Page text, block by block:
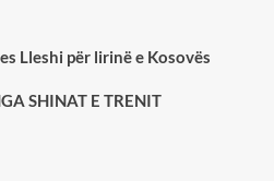
Lleshi për lirinë e Kosovës
SHINAT E TRENIT